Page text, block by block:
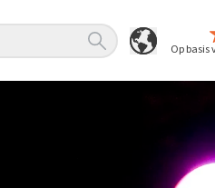
Op basis